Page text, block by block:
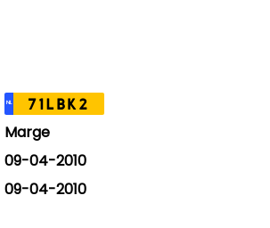
NL 71LBK2
Marge
09-04-2010
09-04-2010